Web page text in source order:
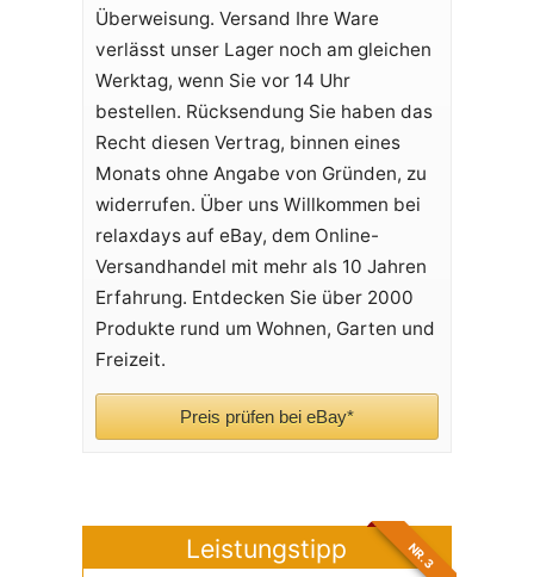
Überweisung. Versand Ihre Ware
verlässt unser Lager noch am gleichen
Werktag, wenn Sie vor 14 Uhr
bestellen. Rücksendung Sie haben das
Recht diesen Vertrag, binnen eines
Monats ohne Angabe von Gründen, zu
widerrufen. Über uns Willkommen bei
relaxdays auf eBay, dem Online-
Versandhandel mit mehr als 10 Jahren
Erfahrung. Entdecken Sie über 2000
Produkte rund um Wohnen, Garten und
Freizeit.
Preis prüfen bei eBay*
Leistungstipp NR. 3